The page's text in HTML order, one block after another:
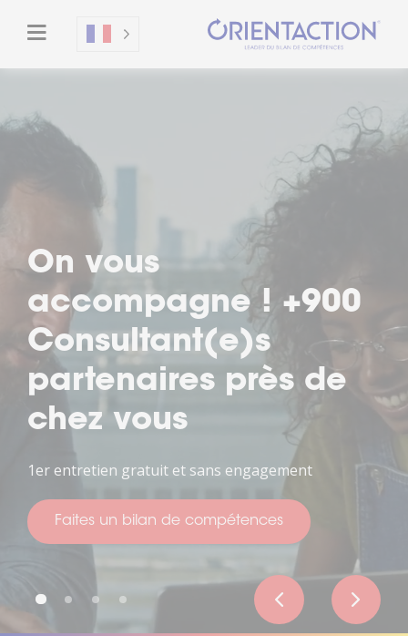
Un moment privilégié
de votre vie
Pour penser à votre avenir
Faites un bilan de compétences